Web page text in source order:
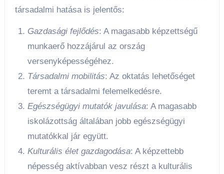
társadalmi hatása is jelentős:
Gazdasági fejlődés: A magasabb képzettségű
munkaerő hozzájárul az ország
versenyképességéhez.
Társadalmi mobilitás: Az oktatás lehetőséget
teremt a társadalmi felemelkedésre.
Egészségügyi mutatók javulása: A magasabb
iskolázottság általában jobb egészségügyi
mutatókkal jár együtt.
Kulturális élet gazdagodása: A képzettebb
népesség aktívabban vesz részt a kulturális